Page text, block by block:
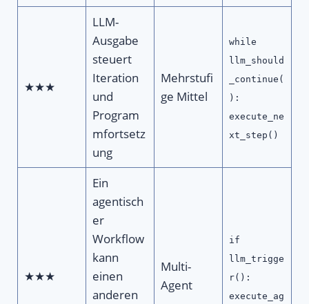
★★★
LLM-
Ausgabe
steuert
Iteration
und
Program
mfortsetz
ung
Mehrstufi
ge Mittel
while
llm_should
_continue(
):
execute_ne
xt_step()
★★★
Ein
agentisch
er
Workflow
kann
einen
anderen
Multi-
Agent
if
llm_trigge
r():
execute_ag